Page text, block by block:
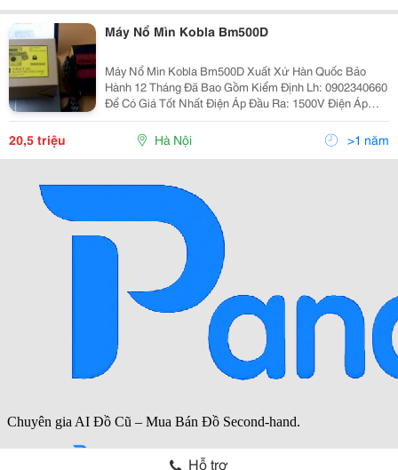
Máy Nổ Mìn Kobla Bm500D
Máy Nổ Mìn Kobla Bm500D Xuất Xứ Hàn Quốc Bảo
Hành 12 Tháng Đã Bao Gồm Kiểm Định Lh: 0902340660
Để Có Giá Tốt Nhất Điện Áp Đầu Ra: 1500V Điện Áp
Đầu Vào: 6V Thời Gian Sạc: 15/S Năng Lượng Đầu Ra:
47 Joules Kích Cỡ: 165*97*175
20,5 triệu Hà Nội >1 năm
Hỗ trợ